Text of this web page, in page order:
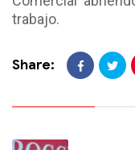
trabajo.
Share: